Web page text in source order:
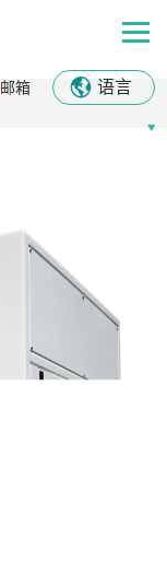
语言
邮箱